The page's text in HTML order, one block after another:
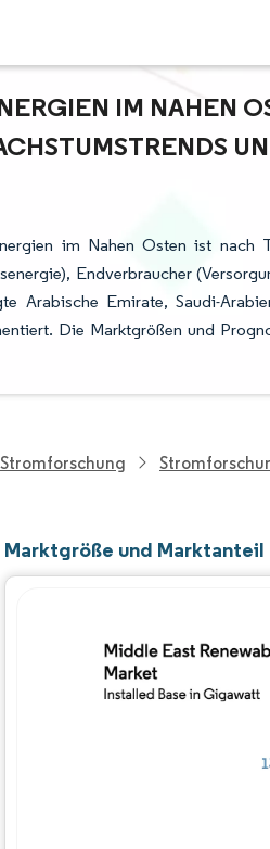
IM NAHEN
im Nahen Osten ist nach
Endverbraucher
Arabische Emirate, Saudi-
Die Marktgrößen und
Marktgröße und